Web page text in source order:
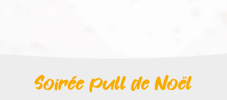
Soirée pull de Noël